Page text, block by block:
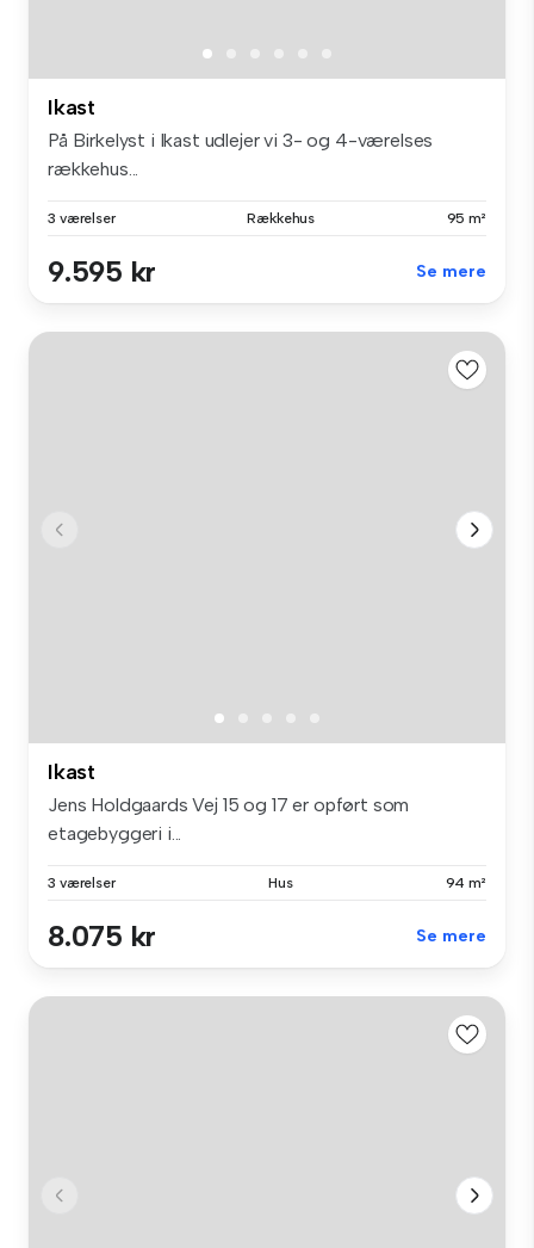
Ikast
På Birkelyst i Ikast udlejer vi 3- og 4-værelses
rækkehus...
3 værelser Rækkehus 95 m²
9.595 kr Se mere
Ikast
Jens Holdgaards Vej 15 og 17 er opført som
etagebyggeri i...
3 værelser Hus 94 m²
8.075 kr Se mere